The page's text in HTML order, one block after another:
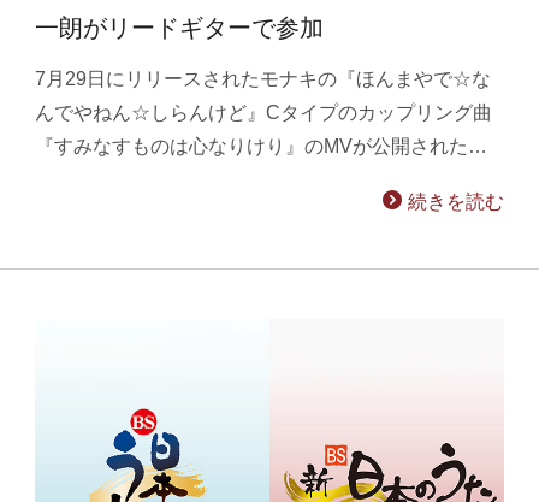
一朗がリードギターで参加
7月29日にリリースされたモナキの『ほんまやで☆な
んでやねん☆しらんけど』Cタイプのカップリング曲
『すみなすものは心なりけり』のMVが公開された…
続きを読む